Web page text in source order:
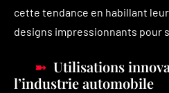
cette tendance en habillant
designs impressionnants pour
Utilisations
l’industrie automobile